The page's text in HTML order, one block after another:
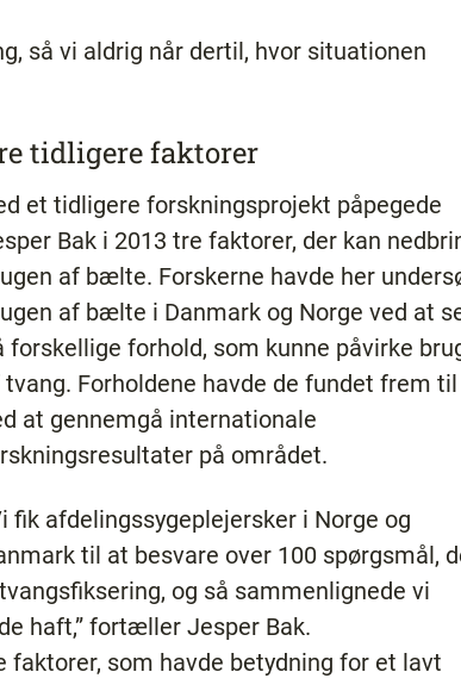
så vi aldrig når dertil, hvor situationen
tidligere faktorer
et tidligere forskningsprojekt påpegede
Bak i 2013 tre faktorer, der kan
af bælte. Forskerne havde her
af bælte i Danmark og Norge ved at
forskellige forhold, som kunne påvirke
tvang. Forholdene havde de fundet frem til
at gennemgå internationale
på området.
fik afdelingssygeplejersker i Norge og
til at besvare over 100 spørgsmål,
og så sammenlignede vi
haft,” fortæller Jesper Bak.
som havde betydning for et lavt